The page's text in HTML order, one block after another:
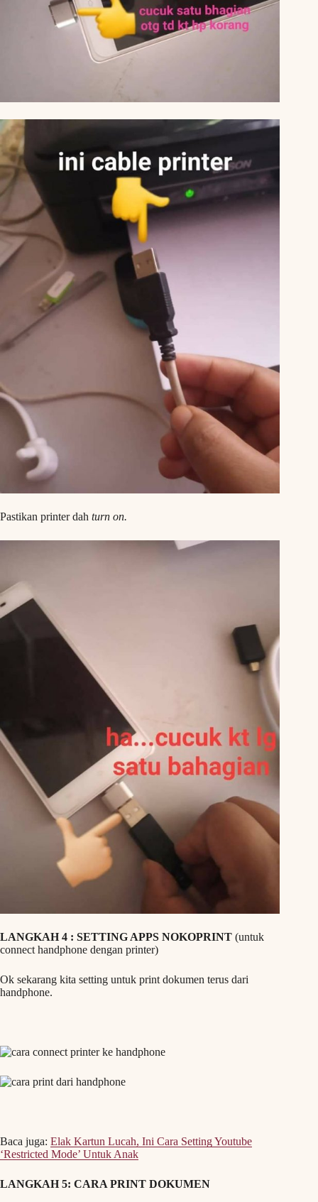
Pastikan printer dah turn on.
LANGKAH 4 : SETTING APPS NOKOPRINT (untuk
connect handphone dengan printer)
Ok sekarang kita setting untuk print dokumen terus dari
handphone.
Baca juga: Elak Kartun Lucah, Ini Cara Setting Youtube
‘Restricted Mode’ Untuk Anak
LANGKAH 5: CARA PRINT DOKUMEN